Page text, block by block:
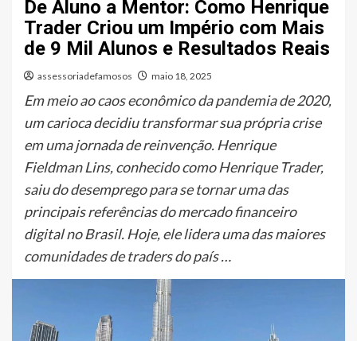
De Aluno a Mentor: Como Henrique
Trader Criou um Império com Mais
de 9 Mil Alunos e Resultados Reais
assessoriadefamosos maio 18, 2025
Em meio ao caos econômico da pandemia de 2020,
um carioca decidiu transformar sua própria crise
em uma jornada de reinvenção. Henrique
Fieldman Lins, conhecido como Henrique Trader,
saiu do desemprego para se tornar uma das
principais referências do mercado financeiro
digital no Brasil. Hoje, ele lidera uma das maiores
comunidades de traders do país …